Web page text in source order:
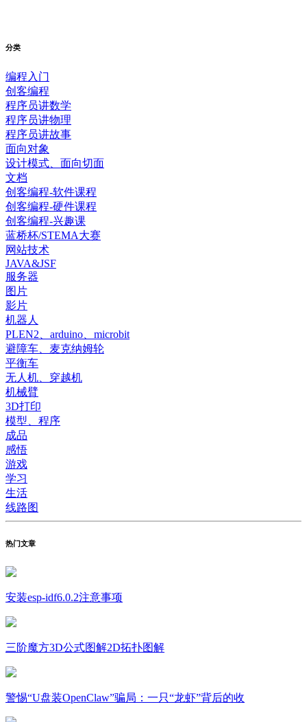
分类
编程入门
创客编程
程序员讲数学
程序员讲物理
程序员讲故事
面向对象
设计模式、面向切面
文档
创客编程-软件课程
创客编程-硬件课程
创客编程-兴趣课
蓝桥杯/STEMA大赛
网站技术
JAVA&JSF
服务器
图片
影片
机器人
PLEN2、arduino、microbit
避障车、麦克纳姆轮
平衡车
无人机、穿越机
机械臂
3D打印
模型、程序
成品
感悟
游戏
学习
生活
线路图
热门文章
安装esp-idf6.0.2注意事项
三阶魔方3D公式图解2D拓扑图解
警惕“U盘装OpenClaw”骗局：一只“龙虾”背后的收